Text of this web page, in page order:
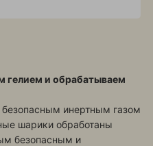
гелием и обрабатываем
инертным газом
шарики обработаны
безопасным и